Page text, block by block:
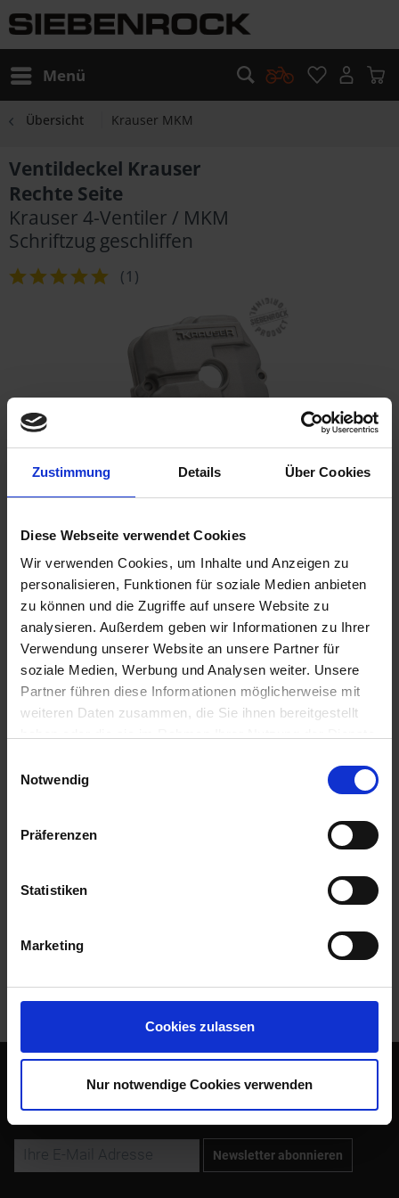
Zustimmung Details Über Cookies
Diese Webseite verwendet Cookies
Wir verwenden Cookies, um Inhalte und Anzeigen zu
personalisieren, Funktionen für soziale Medien anbieten
zu können und die Zugriffe auf unsere Website zu
analysieren. Außerdem geben wir Informationen zu Ihrer
Verwendung unserer Website an unsere Partner für
soziale Medien, Werbung und Analysen weiter. Unsere
Partner führen diese Informationen möglicherweise mit
weiteren Daten zusammen, die Sie ihnen bereitgestellt
Cookies, wenn Sie unsere Webseite weiterhin nutzen.
Notwendig
Präferenzen
Statistiken
Marketing
Cookies zulassen
Nur notwendige Cookies verwenden
Menü
Übersicht Krauser MKM
Ventildeckel Krauser
Rechte Seite
Krauser 4-Ventiler / MKM
Schriftzug geschliffen
(1 )
167,50 €
Sofort versandfertig, Lieferzeit ca. 2-4 Werktage innerhalb
Deutschlands
In denWarenkorb
Merken Bewerten
Artikel Nr.: 11661906
Ventildeckel silber mit geschliffenem, hellen Schrftzug:
Bewertungen
Kunden haben sich ebenfalls angesehen
Abonnieren Sie den kostenlosen Newsletter und verpassen
Sie keine Neuigkeit oder Aktion mehr von Siebenrock.
Newsletter abonnieren